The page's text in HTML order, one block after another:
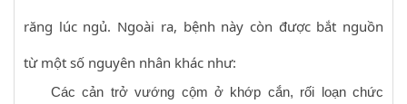
răng lúc ngủ. Ngoài ra, bệnh này còn được bắt nguồn
từ một số nguyên nhân khác như:
Các cản trở vướng cộm ở khớp cắn, rối loạn chức